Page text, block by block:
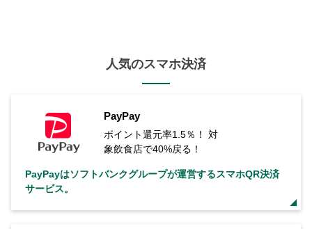
人気のスマホ決済
PayPay
ポイント還元率1.5％！ 対
象飲食店で40%戻る！
PayPayはソフトバンクグループが運営するスマホQR決済
サービス。